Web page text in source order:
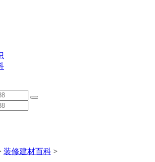
装修建材百科 >